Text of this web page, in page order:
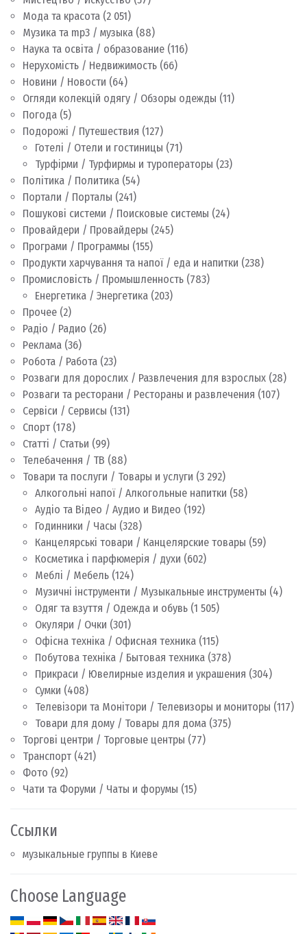
Мода та красота (2 051)
Музика та mp3 / музыка (88)
Наука та освіта / образование (116)
Нерухомість / Недвижимость (66)
Новини / Новости (64)
Огляди колекцій одягу / Обзоры одежды (11)
Погода (5)
Подорожі / Путешествия (127)
Готелі / Отели и гостиницы (71)
Турфірми / Турфирмы и туроператоры (23)
Політика / Политика (54)
Портали / Порталы (241)
Пошукові системи / Поисковые системы (24)
Провайдери / Провайдеры (245)
Програми / Программы (155)
Продукти харчування та напої / еда и напитки (238)
Промисловість / Промышленность (783)
Енергетика / Энергетика (203)
Прочее (2)
Радіо / Радио (26)
Реклама (36)
Робота / Работа (23)
Розваги для дорослих / Развлечения для взрослых (28)
Розваги та ресторани / Рестораны и развлечения (107)
Сервіси / Сервисы (131)
Спорт (178)
Статті / Статьи (99)
Телебачення / ТВ (88)
Товари та послуги / Товары и услуги (3 292)
Алкогольні напої / Алкогольные напитки (58)
Аудіо та Відео / Аудио и Видео (192)
Годинники / Часы (328)
Канцелярські товари / Канцелярские товары (59)
Косметика і парфюмерія / духи (602)
Меблі / Мебель (124)
Музичні інструменти / Музыкальные инструменты (4)
Одяг та взуття / Одежда и обувь (1 505)
Окуляри / Очки (301)
Офісна техніка / Офисная техника (115)
Побутова техніка / Бытовая техника (378)
Прикраси / Ювелирные изделия и украшения (304)
Сумки (408)
Телевізори та Монітори / Телевизоры и мониторы (117)
Товари для дому / Товары для дома (375)
Торгові центри / Торговые центры (77)
Транспорт (421)
Фото (92)
Чати та Форуми / Чаты и форумы (15)
Ссылки
музыкальные группы в Киеве
Choose Language